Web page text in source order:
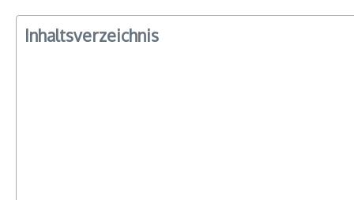
Inhaltsverzeichnis